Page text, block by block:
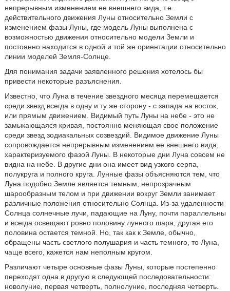
непрерывным изменением ее внешнего вида, т.е.
действительного движения Луны относительно Земли с
изменением фазы Луны, где модель Луны выполнена с
возможностью движения относительно модели Земли и
постоянно находится в одной и той же ориентации относительно
линии моделей Земля-Солнце.
Для понимания задачи заявленного решения хотелось бы
привести некоторые разъяснения.
Известно, что Луна в течение звездного месяца перемещается
среди звезд всегда в одну и ту же сторону - с запада на восток,
или прямым движением. Видимый путь Луны на небе - это не
замыкающаяся кривая, постоянно меняющая свое положение
среди звезд зодиакальных созвездий. Видимое движение Луны
сопровождается непрерывным изменением ее внешнего вида,
характеризуемого фазой Луны. В некоторые дни Луна совсем не
видна на небе. В другие дни она имеет вид узкого серпа,
полукруга и полного круга. Лунные фазы объясняются тем, что
Луна подобно Земле является темным, непрозрачным
шарообразным телом и при движении вокруг Земли занимает
различные положения относительно Солнца. Из-за удаленности
Солнца солнечные лучи, падающие на Луну, почти параллельны
и всегда освещают ровно половину лунного шара; другая его
половина остается темной. Но, так как к Земле, обычно,
обращены часть светлого полушария и часть темного, то Луна,
чаще всего, кажется нам неполным кругом.
Различают четыре основные фазы Луны, которые постепенно
переходят одна в другую в следующей последовательности:
новолуние, первая четверть, полнолуние, последняя четверть.